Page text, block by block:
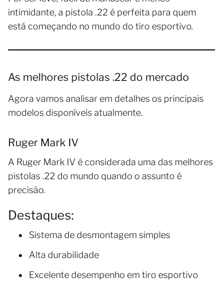
intimidante, a pistola .22 é perfeita para quem
está começando no mundo do tiro esportivo.
As melhores pistolas .22 do mercado
Agora vamos analisar em detalhes os principais
modelos disponíveis atualmente.
Ruger Mark IV
A Ruger Mark IV é considerada uma das melhores
pistolas .22 do mundo quando o assunto é
precisão.
Destaques:
Sistema de desmontagem simples
Alta durabilidade
Excelente desempenho em tiro esportivo